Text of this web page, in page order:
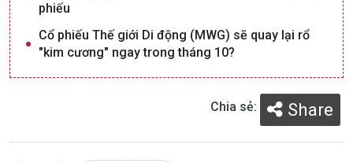
phiếu
Cổ phiếu Thế giới Di động (MWG) sẽ quay lại rổ
"kim cương" ngay trong tháng 10?
Chia sẻ: Share